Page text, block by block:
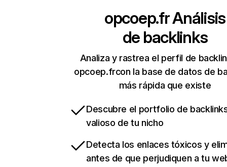
opcoep.frAnálisis
de backlinks
Analiza y rastrea el perfil de
opcoep.frcon la base de datos de
más rápida que existe
Descubre el portfolio de
valioso de tu nicho
Detecta los enlaces tóxicos y
antes de que perjudiquen a tu